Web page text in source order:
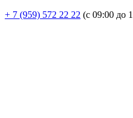
+ 7 (959) 572 22 22 (с 09:00 до